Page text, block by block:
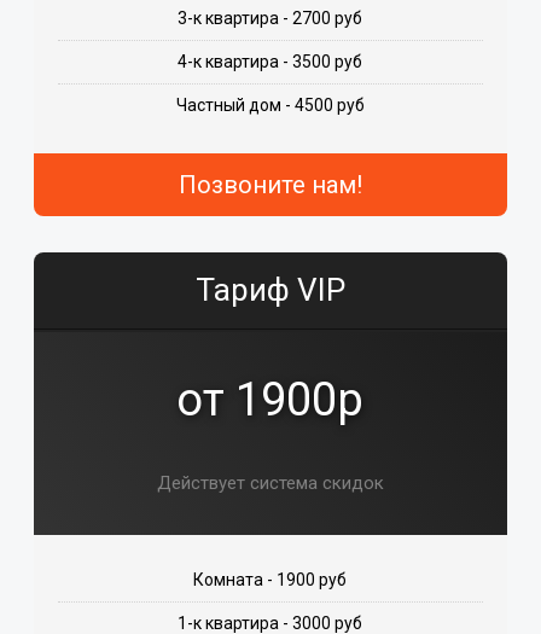
3-к квартира - 2700 руб
4-к квартира - 3500 руб
Частный дом - 4500 руб
Позвоните нам!
Тариф VIP
от 1900р
Действует система скидок
Комната - 1900 руб
1-к квартира - 3000 руб